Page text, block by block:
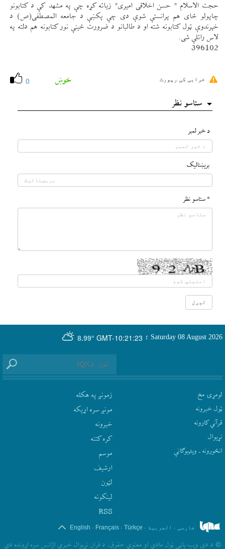
حجت الاسلام " حسن اخلاقی اميری" زياته كړه چې په مشهد كې د كتابونو
چاپولو ځای هم پرانستې شوې دی چې پكښې د جامعه المصطفی(ص) د
خپرندوې ټول كتابونه شته او د طالبانو د ضرورت ځينې نور كتابونه هم دلته په
لاس راتلې شی.
396102
0 خوښ خرابی کی رپورٹ
ستاسو نظر
د خبر لمبر
بريښناليک
* ستاسو نظر
GMT-10:21:23
8.99° Saturday 08 August 2026 ؛
لومړۍ مخ
ټول خبرونه
قرآني کارونه
نړيوال
انځورونه ـ ویډیوګانې
زمونږ په هکله
مونږ سره اړيکه
‫خبرونه
کره کتنه
موسم
ارشيف
لټون
لينکونه
RSS
فارسی . العربیة .
Türkçe
.
Français
.
English
© د دې ويب پاڼې ټول مادي او معنوي حقوق، د قران نړيوال خبري اژانس سره اړونده دي